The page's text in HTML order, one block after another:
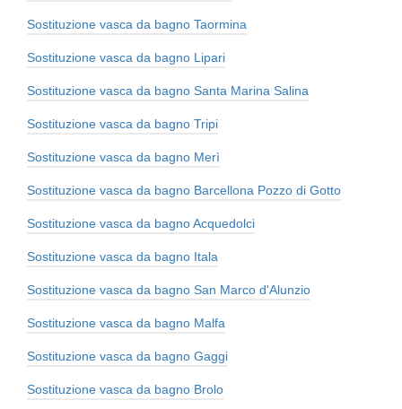
Sostituzione vasca da bagno Taormina
Sostituzione vasca da bagno Lipari
Sostituzione vasca da bagno Santa Marina Salina
Sostituzione vasca da bagno Tripi
Sostituzione vasca da bagno Merì
Sostituzione vasca da bagno Barcellona Pozzo di Gotto
Sostituzione vasca da bagno Acquedolci
Sostituzione vasca da bagno Itala
Sostituzione vasca da bagno San Marco d'Alunzio
Sostituzione vasca da bagno Malfa
Sostituzione vasca da bagno Gaggi
Sostituzione vasca da bagno Brolo